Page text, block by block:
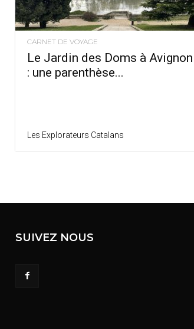
CARNET DE VOYAGE
Le Jardin des Doms à Avignon
: une parenthèse...
Les Explorateurs Catalans
SUIVEZ NOUS